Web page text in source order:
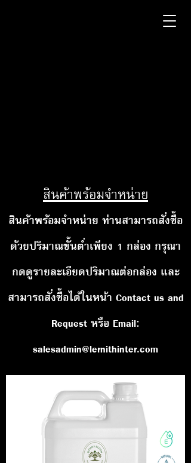
สินค้าพร้อมจำหน่าย
สินค้าพร้อมจำหน่าย ท่านสามารถสั่งซื้อ
ด้วยปริมาณขั้นต่ำเพียง 1 กล่อง กรุณา
กดดูรายละเอียดปริมาณต่อกล่อง และ
สามารถสั่งซื้อได้ในหน้า Contact us and
Request หรือ Email:
salesadmin@lernithinter.com